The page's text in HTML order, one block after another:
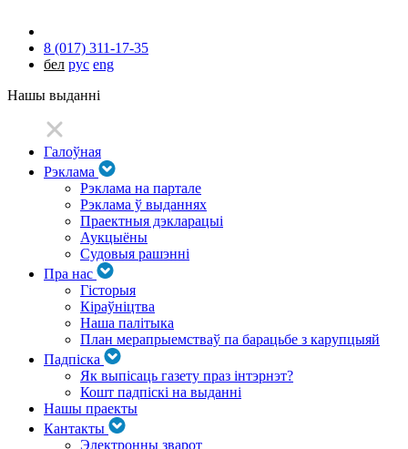
8 (017) 311-17-35
бел рус eng
Нашы выданні
Галоўная
Рэклама
Рэклама на партале
Рэклама ў выданнях
Праектныя дэкларацыі
Аукцыёны
Судовыя рашэнні
Пра нас
Гісторыя
Кіраўніцтва
Наша палітыка
План мерапрыемстваў па барацьбе з карупцыяй
Падпіска
Як выпісаць газету праз інтэрнэт?
Кошт падпіскі на выданні
Нашы праекты
Кантакты
Электронны зварот